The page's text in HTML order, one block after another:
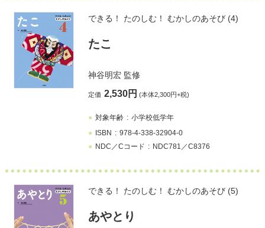
できる！ たのしむ！ むかしのあそび (4)
たこ
神谷明宏監修
定価 2,530円 (本体2,300円+税)
対象年齢
小学校低学年
ISBN
978-4-338-32904-0
NDC／Cコード
NDC781／C8376
できる！ たのしむ！ むかしのあそび (5)
あやとり